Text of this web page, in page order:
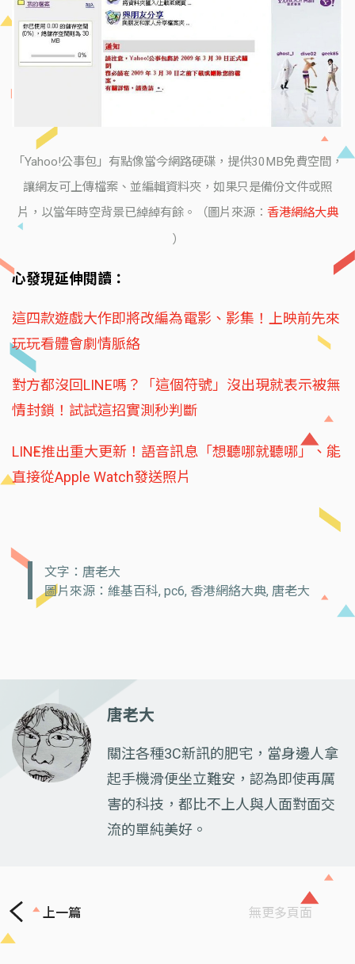
「Yahoo!公事包」有點像當今網路硬碟，提供30MB免費空間，
讓網友可上傳檔案、並編輯資料夾，如果只是備份文件或照
片，以當年時空背景已綽綽有餘。（圖片來源： 香港網絡大典
）
心發現延伸閱讀：
這四款遊戲大作即將改編為電影、影集！上映前先來
玩玩看體會劇情脈絡
對方都沒回LINE嗎？「這個符號」沒出現就表示被無
情封鎖！試試這招實測秒判斷
LINE推出重大更新！語音訊息「想聽哪就聽哪」、能
直接從Apple Watch發送照片
文字：唐老大
圖片來源：維基百科, pc6, 香港網絡大典, 唐老大
唐老大
關注各種3C新訊的肥宅，當身邊人拿
起手機滑便坐立難安，認為即使再厲
害的科技，都比不上人與人面對面交
流的單純美好。
上一篇 無更多頁面